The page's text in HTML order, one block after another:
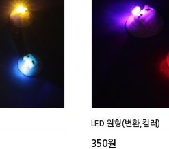
LED 원형(변환,컬러)
350원